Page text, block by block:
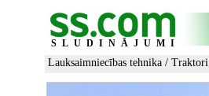
SLUDINĀJUMI
Lauksaimniecības tehnika / Traktori